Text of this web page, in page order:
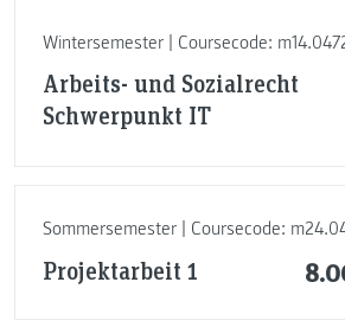
Wintersemester | Coursecode:
Arbeits- und Sozialrecht
Schwerpunkt IT
Sommersemester | Coursecode:
Projektarbeit 1